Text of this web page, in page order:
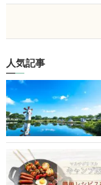
人気記事